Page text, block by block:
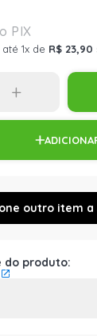
1x de R$ 23,90
+
do produto: